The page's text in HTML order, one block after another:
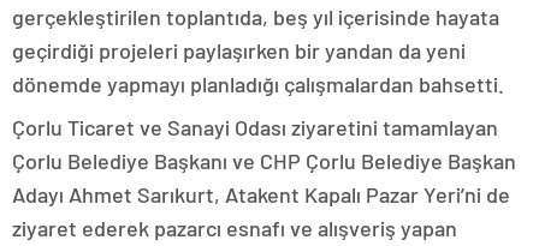
gerçekleştirilen toplantıda, beş yıl içerisinde hayata
geçirdiği projeleri paylaşırken bir yandan da yeni
dönemde yapmayı planladığı çalışmalardan bahsetti.
Çorlu Ticaret ve Sanayi Odası ziyaretini tamamlayan
Çorlu Belediye Başkanı ve CHP Çorlu Belediye Başkan
Adayı Ahmet Sarıkurt, Atakent Kapalı Pazar Yeri’ni de
ziyaret ederek pazarcı esnafı ve alışveriş yapan